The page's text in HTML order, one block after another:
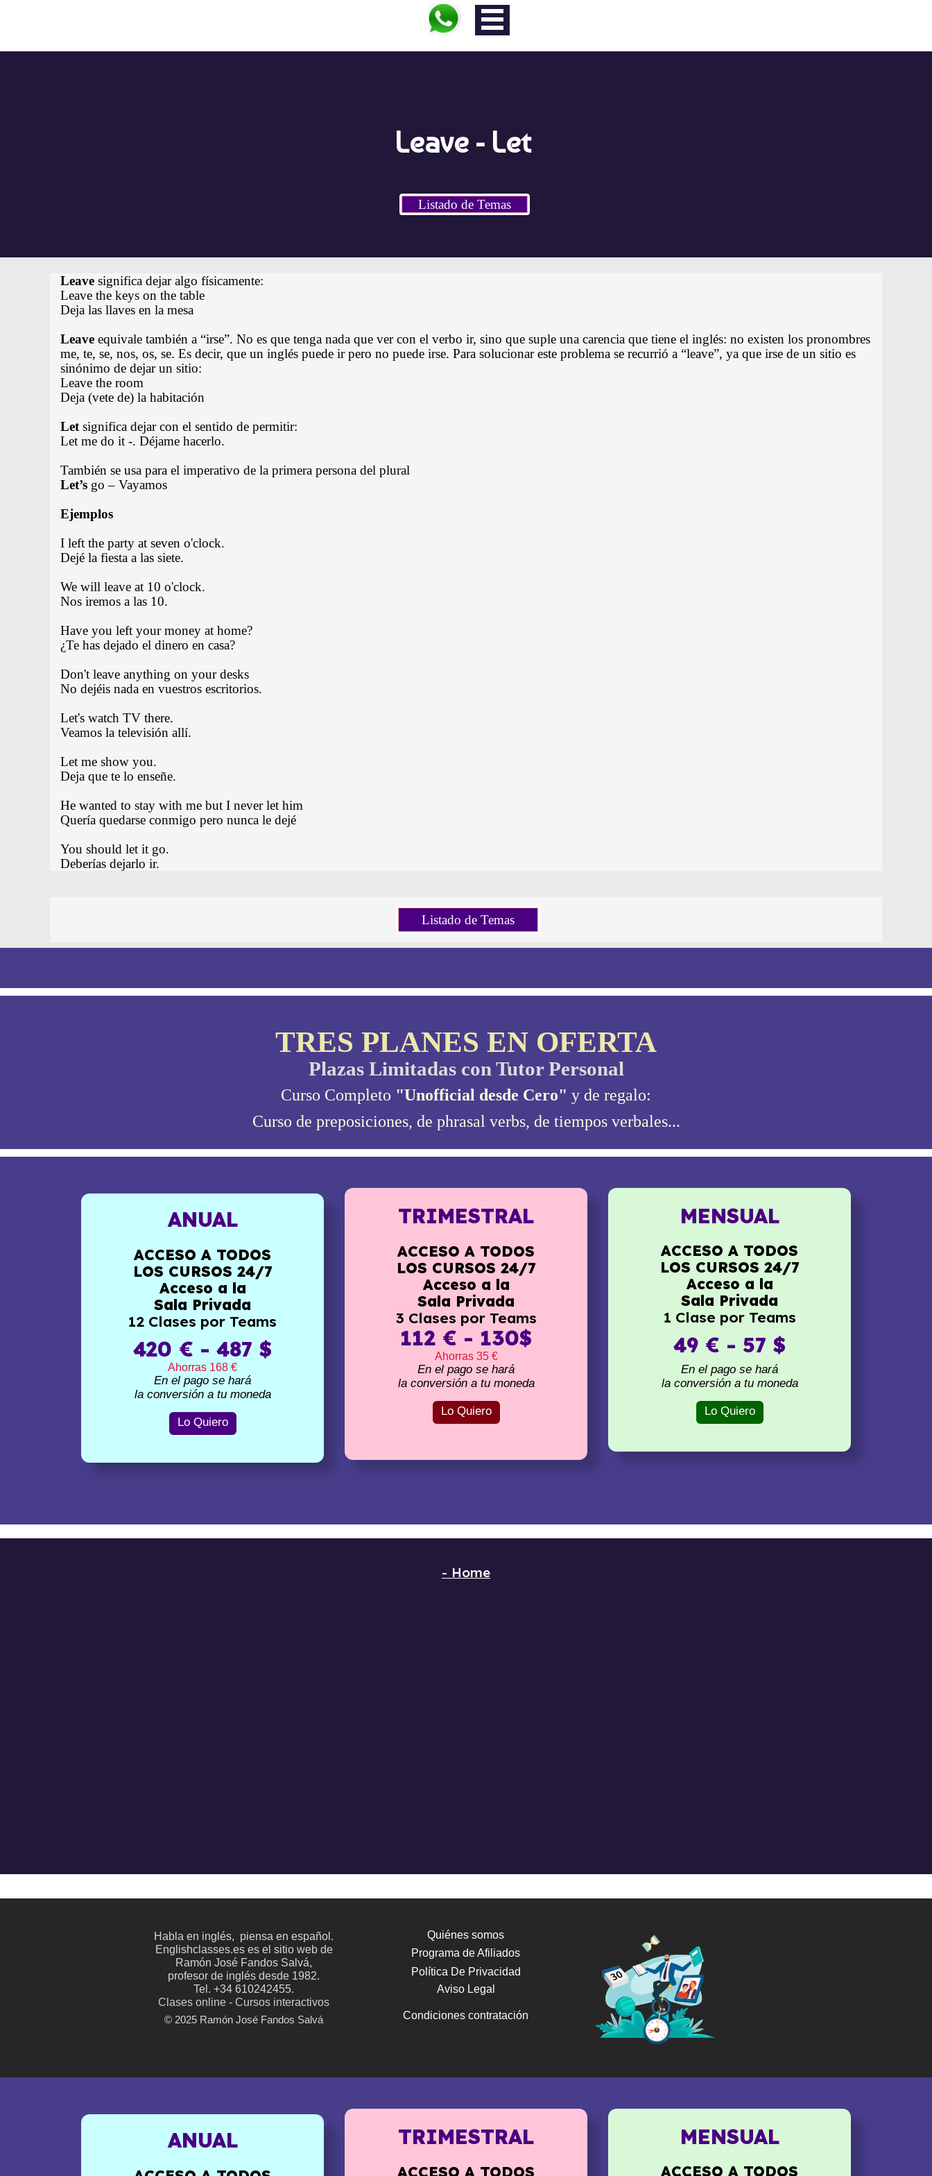
Leave - Let
Listado de Temas
Leave significa dejar algo físicamente:
Leave the keys on the table
Deja las llaves en la mesa
Leave equivale también a “irse”. No es que tenga nada que ver con el verbo ir, sino que suple una carencia que tiene el inglés: no existen los pronombres
me, te, se, nos, os, se. Es decir, que un inglés puede ir pero no puede irse. Para solucionar este problema se recurrió a “leave”, ya que irse de un sitio es
sinónimo de dejar un sitio:
Leave the room
Deja (vete de) la habitación
Let significa dejar con el sentido de permitir:
Let me do it -. Déjame hacerlo.
También se usa para el imperativo de la primera persona del plural
Let’s go – Vayamos
Ejemplos
I left the party at seven o'clock.
Dejé la fiesta a las siete.
We will leave at 10 o'clock.
Nos iremos a las 10.
Have you left your money at home?
¿Te has dejado el dinero en casa?
Don't leave anything on your desks
No dejéis nada en vuestros escritorios.
Let's watch TV there.
Veamos la televisión allí.
Let me show you.
Deja que te lo enseñe.
He wanted to stay with me but I never let him
Quería quedarse conmigo pero nunca le dejé
You should let it go.
Deberías dejarlo ir.
Listado de Temas
TRES PLANES EN OFERTA
Plazas Limitadas con Tutor Personal
Curso Completo "Unofficial desde Cero" y de regalo:
Curso de preposiciones, de phrasal verbs, de tiempos verbales...
ANUAL
ACCESO A TODOS
LOS CURSOS 24/7
Acceso a la
Sala Privada
12 Clases por Teams
420 € - 487 $
Ahorras 168 €
En el pago se hará
la conversión a tu moneda
Lo Quiero
TRIMESTRAL
ACCESO A TODOS
LOS CURSOS 24/7
Acceso a la
Sala Privada
3 Clases por Teams
112 € - 130$
Ahorras 35 €
En el pago se hará
la conversión a tu moneda
Lo Quiero
MENSUAL
ACCESO A TODOS
LOS CURSOS 24/7
Acceso a la
Sala Privada
1 Clase por Teams
49 € - 57 $
En el pago se hará
la conversión a tu moneda
Lo Quiero
- Home
Habla en inglés, piensa en español.
Englishclasses.es es el sitio web de
Ramón José Fandos Salvá,
profesor de inglés desde 1982.
Tel. +34 610242455.
Clases online - Cursos interactivos
© 2025 Ramón José Fandos Salvá
Quiénes somos
Programa de Afiliados
Política De Privacidad
Aviso Legal
Condiciones contratación
ANUAL TRIMESTRAL
ACCESO A TODOS
MENSUAL
ACCESO A TODOS